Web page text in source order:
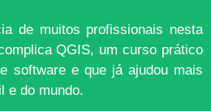
de muitos profissionais nesta
QGIS, um curso prático
software e que já ajudou mais
e do mundo.